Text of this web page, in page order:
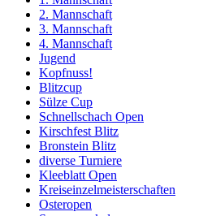
2. Mannschaft
3. Mannschaft
4. Mannschaft
Jugend
Kopfnuss!
Blitzcup
Sülze Cup
Schnellschach Open
Kirschfest Blitz
Bronstein Blitz
diverse Turniere
Kleeblatt Open
Kreiseinzelmeisterschaften
Osteropen